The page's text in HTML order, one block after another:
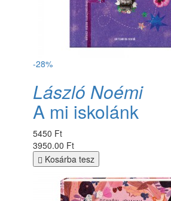
-28%
László Noémi
A mi iskolánk
5450 Ft
3950.00 Ft
Kosárba tesz